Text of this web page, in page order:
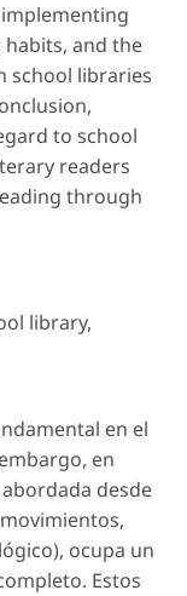
and the
school libraries
to school
readers
through
library,
en el
en
desde
ocupa un
Estos